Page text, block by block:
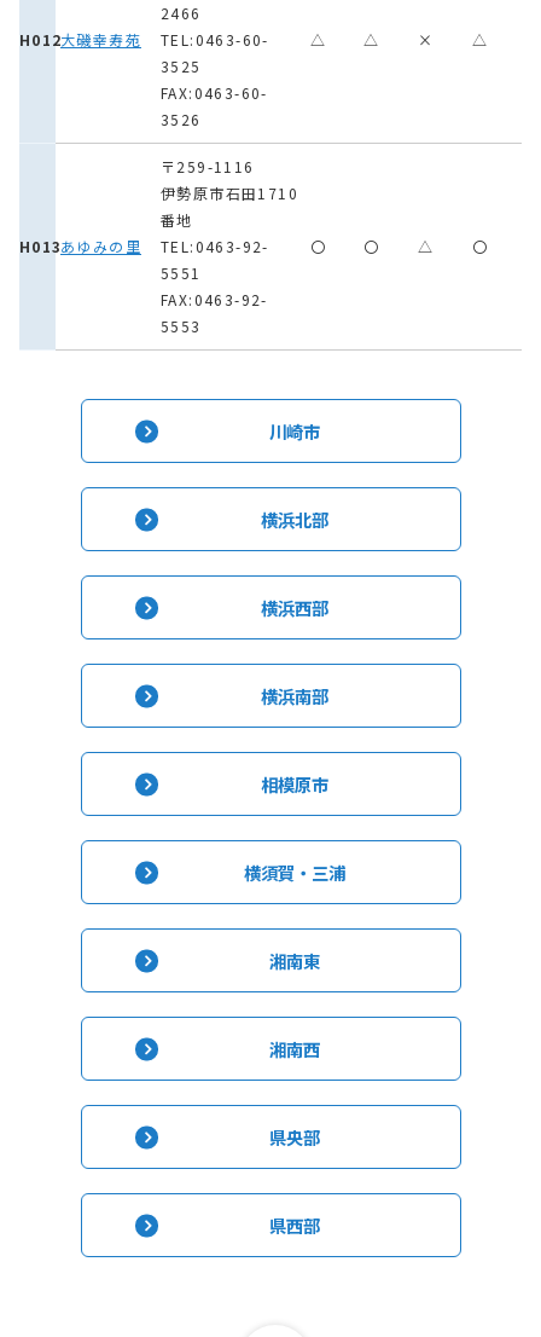
H012大磯幸寿苑
2466
TEL:0463-60-
3525
FAX:0463-60-
3526
△ △ × △
H013あゆみの里
〒259-1116
伊勢原市石田1710
番地
TEL:0463-92-
5551
FAX:0463-92-
5553
〇 〇 △ 〇
川崎市
横浜北部
横浜西部
横浜南部
相模原市
横須賀・三浦
湘南東
湘南西
県央部
県西部